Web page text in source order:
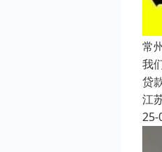
常
我
贷
江
25-